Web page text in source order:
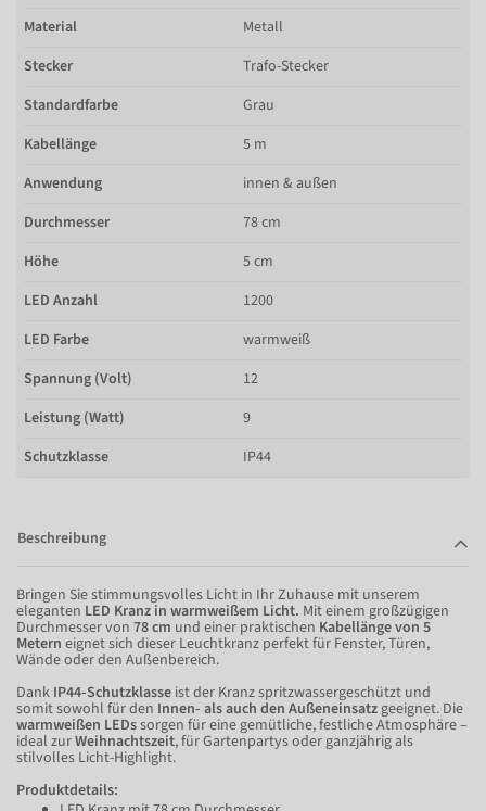
Material
Metall
Stecker
Trafo-Stecker
Standardfarbe
Grau
Kabellänge
5 m
Anwendung
innen & außen
Durchmesser
78 cm
Höhe
5 cm
LED Anzahl
1200
LED Farbe
warmweiß
Spannung (Volt)
12
Leistung (Watt)
9
Schutzklasse
IP44
Beschreibung
Bringen Sie stimmungsvolles Licht in Ihr Zuhause mit unserem
eleganten LED Kranz in warmweißem Licht. Mit einem großzügigen
Durchmesser von 78 cm und einer praktischen Kabellänge von 5
Metern eignet sich dieser Leuchtkranz perfekt für Fenster, Türen,
Wände oder den Außenbereich.
Dank IP44-Schutzklasse ist der Kranz spritzwassergeschützt und
somit sowohl für den Innen- als auch den Außeneinsatz geeignet. Die
warmweißen LEDssorgen für eine gemütliche, festliche Atmosphäre –
ideal zurWeihnachtszeit, für Gartenpartys oder ganzjährig als
stilvolles Licht-Highlight.
Produktdetails: